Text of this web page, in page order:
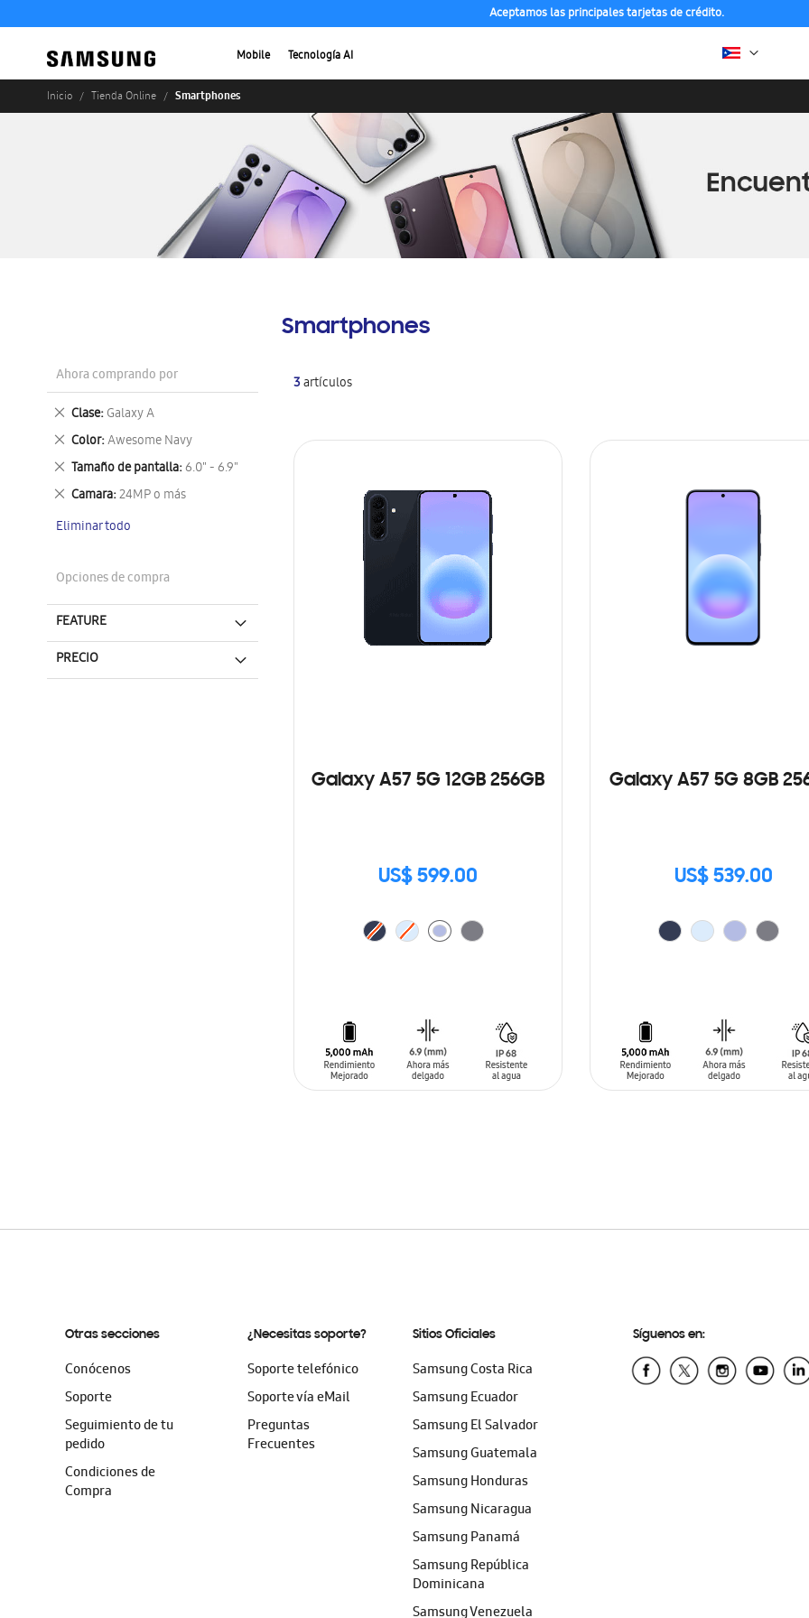
Aceptamos las principales tarjetas de crédito.
Mobile Tecnología AI
Inicio Tienda Online Smartphones
Smartphones
3artículos
Galaxy A57 5G 12GB 256GB
US$ 599.00
Galaxy A57 5G 8GB
US$ 539.00
Ahora comprando por
Clase Galaxy A
Eliminar
este
artículo
Color Awesome Navy
Eliminar
este
artículo
Tamaño de pantalla 6.0" - 6.9"
Eliminar
este
artículo
Camara 24MP o más
Eliminar
artículo
Eliminar todo
Opciones de compra
FEATURE
PRECIO
Otras secciones
Conócenos
Soporte
Seguimiento de tu
pedido
Condiciones de
Compra
¿Necesitas soporte?
Soporte telefónico
Soporte vía eMail
Preguntas
Frecuentes
Sitios Oficiales
Samsung Costa Rica
Samsung Ecuador
Samsung El Salvador
Samsung Guatemala
Samsung Honduras
Samsung Nicaragua
Samsung Panamá
Samsung República
Dominicana
Samsung Venezuela
Síguenos en: